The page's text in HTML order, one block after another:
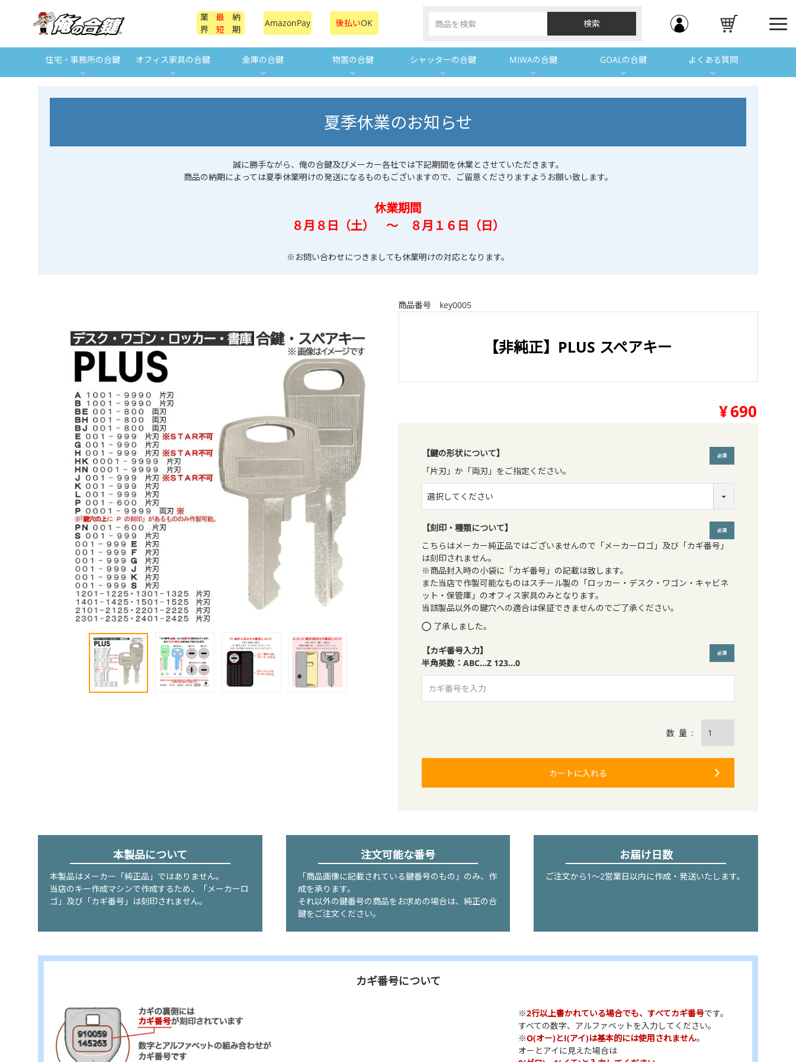
業
界
最
短
納
期
AmazonPay 後払いOK
住宅・事務所の合鍵 オフィス家具の合鍵 金庫の合鍵 物置の合鍵 シャッターの合鍵 MIWAの合鍵 GOALの合鍵 よくある質問
夏季休業のお知らせ
誠に勝手ながら、俺の合鍵及びメーカー各社では下記期間を休業とさせていただきます。
商品の納期によっては夏季休業明けの発送になるものもございますので、ご留意くださりますようお願い致します。
休業期間
８月８日（土） ～ ８月１６日（日）
※お問い合わせにつきましても休業明けの対応となります。
商品番号 key0005
【非純正】PLUS スペアキー
¥690
【鍵の形状について】
「片刃」か「両刃」をご指定ください。
【刻印・種類について】
(必須)
こちらはメーカー純正品ではございませんので「メーカーロゴ」及び「カギ番号」
は刻印されません。
※商品封入時の小袋に「カギ番号」の記載は致します。
また当店で作製可能なものはスチール製の「ロッカー・デスク・ワゴン・キャビネ
ット・保管庫」のオフィス家具のみとなります。
当該製品以外の鍵穴への適合は保証できませんのでご了承ください。
了承しました。
【カギ番号入力】
半角英数：ABC…Z 123…0
カートに入れる
本製品について
本製品はメーカー「純正品」ではありません。
当店のキー作成マシンで作成するため、「メーカーロ
ゴ」及び「カギ番号」は刻印されません。
注文可能な番号
「商品画像に記載されている鍵番号のもの」のみ、作
成を承ります。
それ以外の鍵番号の商品をお求めの場合は、純正の合
鍵をご注文ください。
お届け日数
ご注文から1～2営業日以内に作成・発送いたします。
カギ番号について
※2行以上書かれている場合でも、すべてカギ番号です。
すべての数字、アルファベットを入力してください。
※O(オー)とI(アイ)は基本的には使用されません。
オーとアイに見えた場合は